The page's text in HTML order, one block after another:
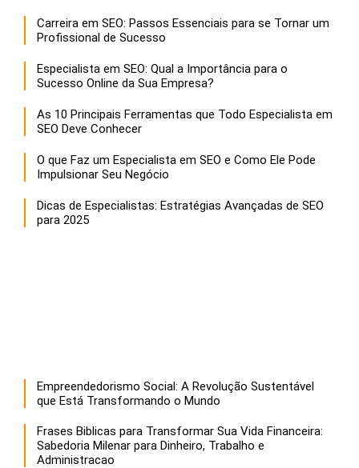
Carreira em SEO: Passos Essenciais para se Tornar um
Profissional de Sucesso
Especialista em SEO: Qual a Importância para o
Sucesso Online da Sua Empresa?
As 10 Principais Ferramentas que Todo Especialista em
SEO Deve Conhecer
O que Faz um Especialista em SEO e Como Ele Pode
Impulsionar Seu Negócio
Dicas de Especialistas: Estratégias Avançadas de SEO
para 2025
Empreendedorismo Social: A Revolução Sustentável
que Está Transformando o Mundo
Frases Biblicas para Transformar Sua Vida Financeira:
Sabedoria Milenar para Dinheiro, Trabalho e
Administracao